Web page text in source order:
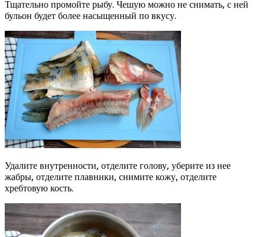
Тщательно промойте рыбу. Чешую можно не снимать, с ней
бульон будет более насыщенный по вкусу.
Удалите внутренности, отделите голову, уберите из нее
жабры, отделите плавники, снимите кожу, отделите
хребтовую кость.